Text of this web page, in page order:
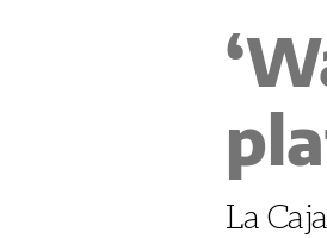
La